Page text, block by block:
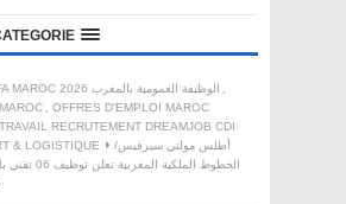
ALWADIFA MAROC 2026 الوظيفة العمومية بالمغرب
,
, OFFRES D'EMPLOI MAROC
RECRUTEMENT DREAMJOB CDI
& LOGISTIQUE
أطلس مولتي سيرفيس/